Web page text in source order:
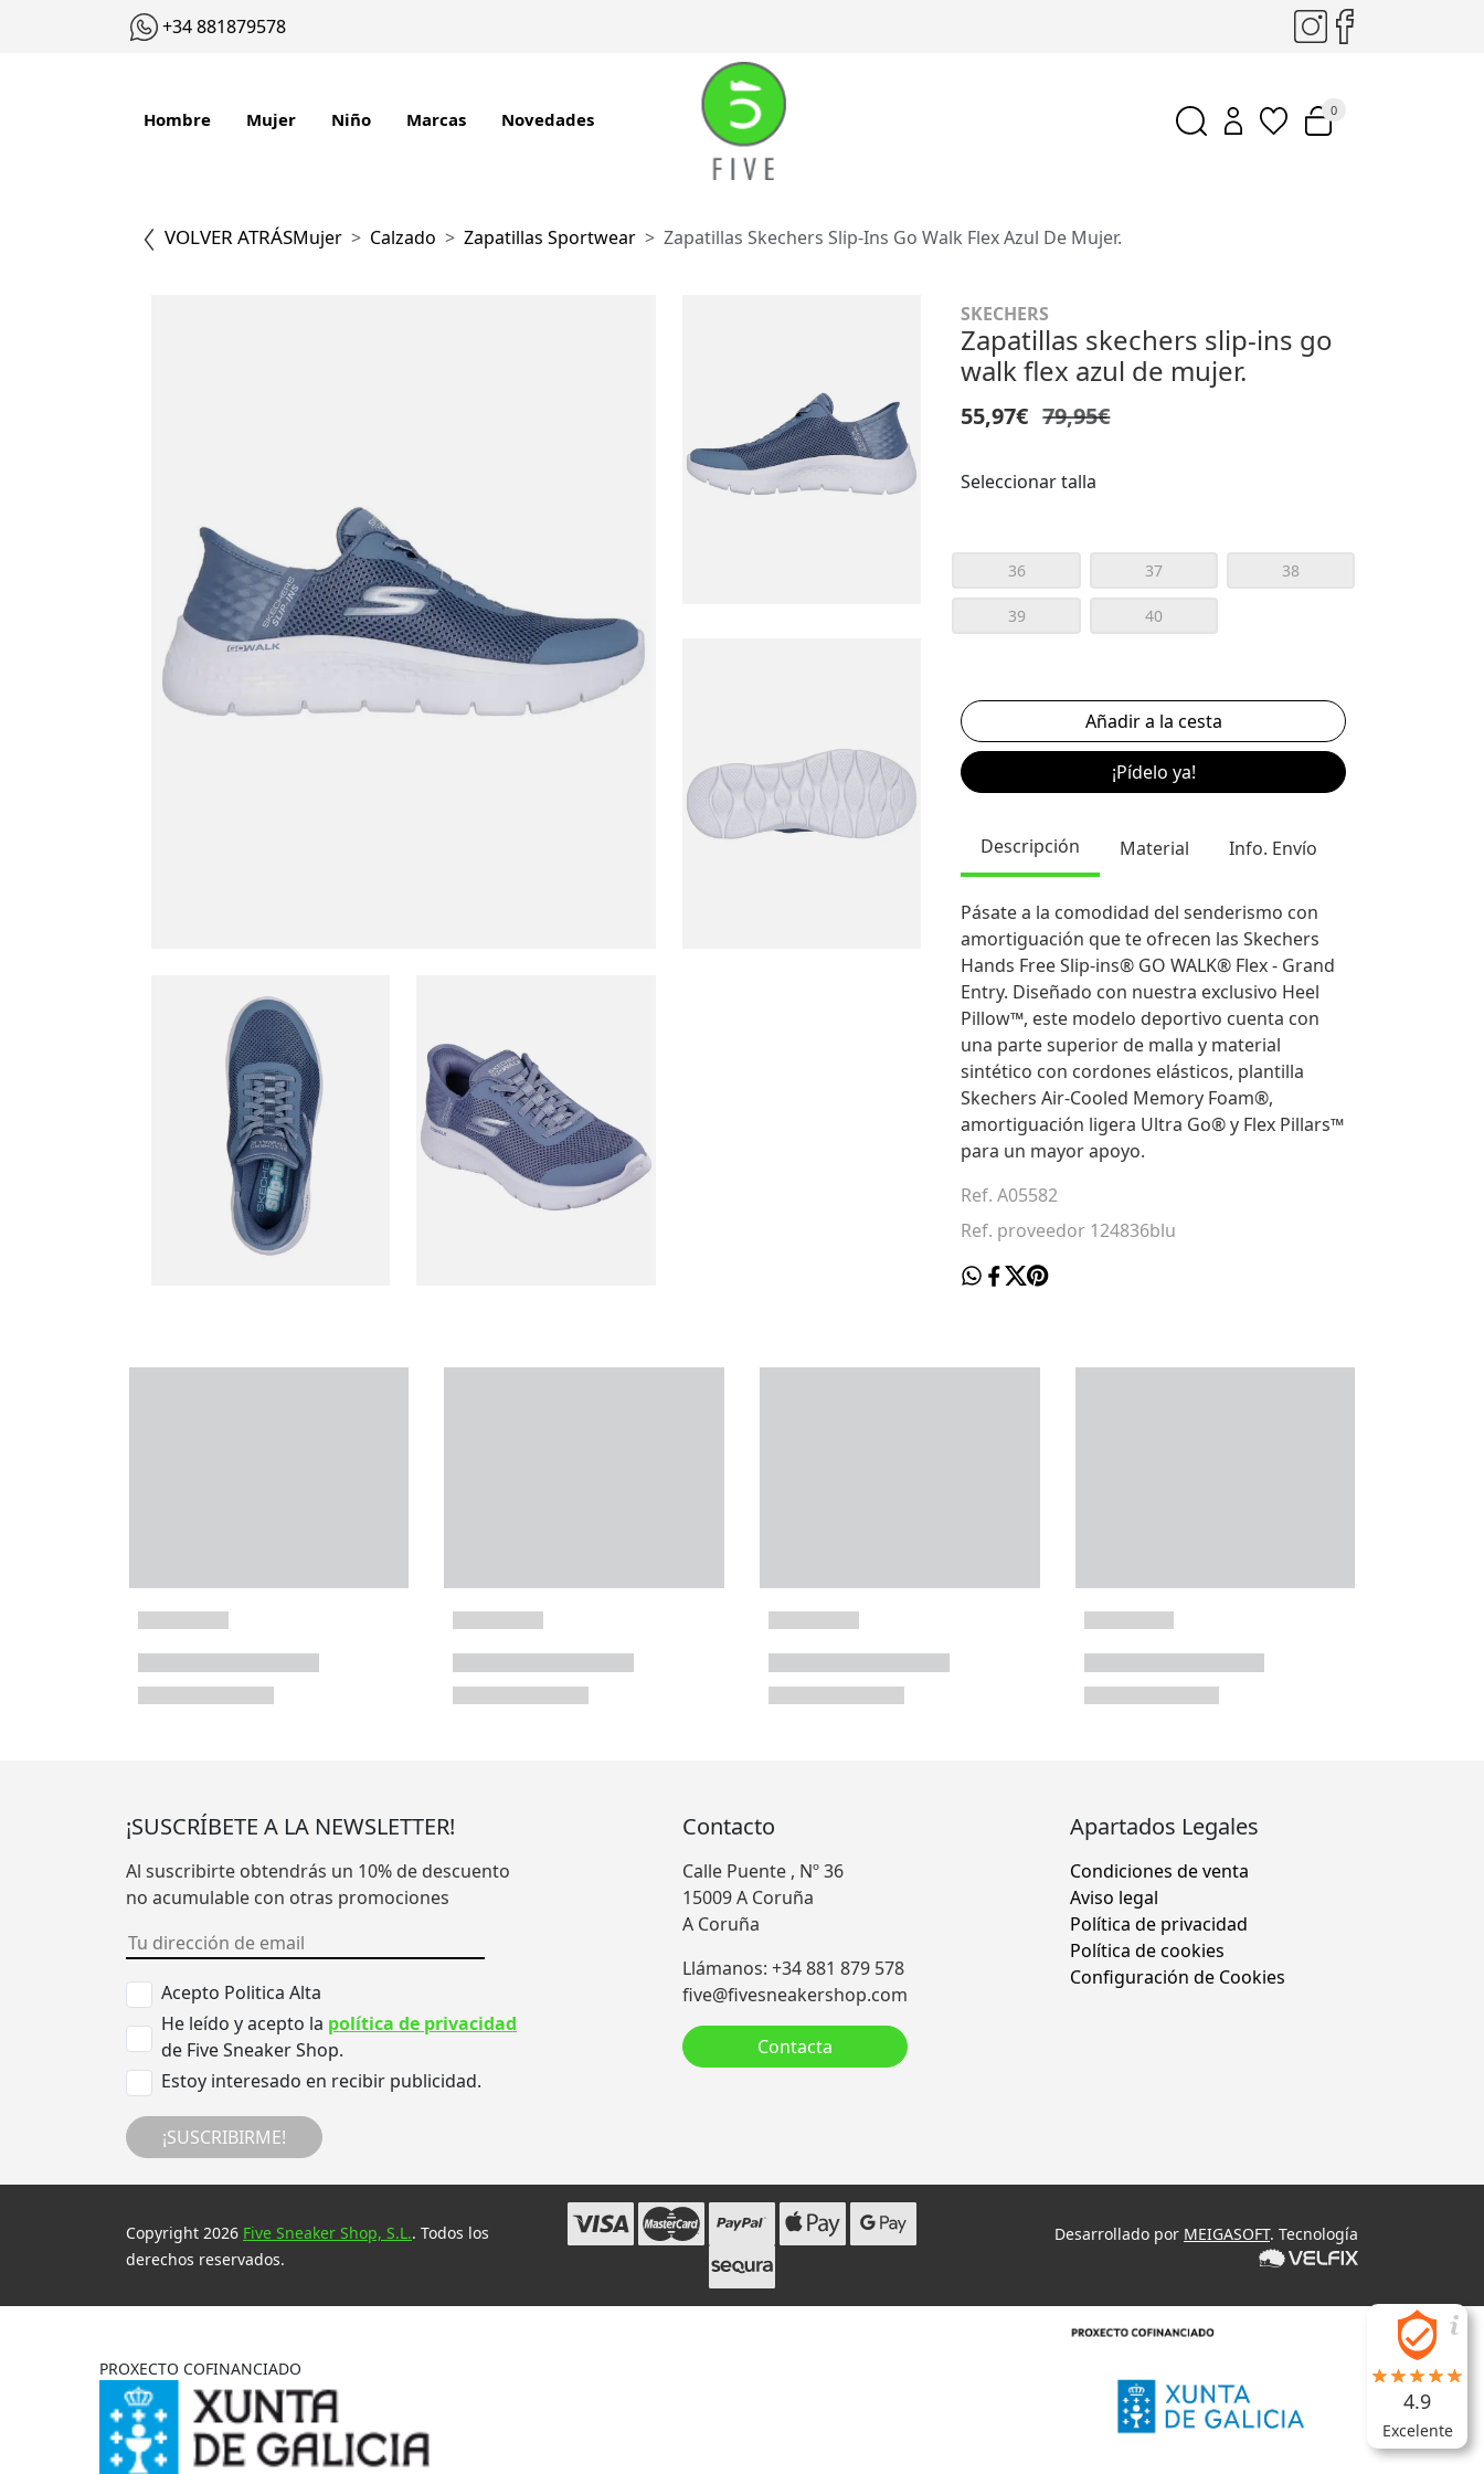
+34 881879578
Hombre Mujer Niño Marcas Novedades 0
VOLVER ATRÁSMujer Calzado Zapatillas Sportwear Zapatillas Skechers Slip-Ins Go Walk Flex Azul De Mujer.
SKECHERS
Zapatillas skechers slip-ins go
walk flex azul de mujer.
55,97€ 79,95€
Seleccionar talla
36 37 38
39 40
¡Pídelo ya!
Descripción Material Info. Envío
Pásate a la comodidad del senderismo con
amortiguación que te ofrecen las Skechers
Hands Free Slip-ins® GO WALK® Flex - Grand
Entry. Diseñado con nuestra exclusivo Heel
Pillow™, este modelo deportivo cuenta con
una parte superior de malla y material
sintético con cordones elásticos, plantilla
Skechers Air-Cooled Memory Foam®,
amortiguación ligera Ultra Go® y Flex Pillars™
para un mayor apoyo.
Ref. A05582
Ref. proveedor 124836blu
¡SUSCRÍBETE A LA NEWSLETTER!
Al suscribirte obtendrás un 10% de descuento
no acumulable con otras promociones
Acepto Politica Alta
He leído y acepto la política de privacidad
de Five Sneaker Shop.
Estoy interesado en recibir publicidad.
¡SUSCRIBIRME!
Contacto
Calle Puente , Nº 36
15009 A Coruña
A Coruña
Llámanos: +34 881 879 578
five@fivesneakershop.com
Contacta
Apartados Legales
Condiciones de venta
Aviso legal
Política de privacidad
Política de cookies
Configuración de Cookies
Copyright 2026 Five Sneaker Shop, S.L.. Todos los
derechos reservados.
Desarrollado por MEIGASOFT. Tecnología
PROXECTO COFINANCIADO
4.9
Excelente